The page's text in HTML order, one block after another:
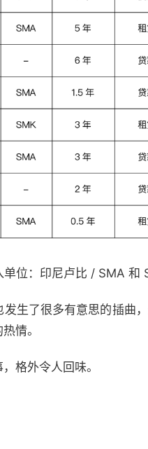
单位：印尼卢比 / SMA 和
生了很多有意思的插曲
情。
格外令人回味。